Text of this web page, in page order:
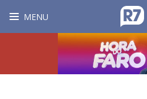
MENU